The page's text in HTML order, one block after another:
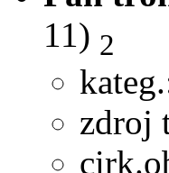
11) 2
zdroj